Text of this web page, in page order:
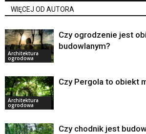
WIĘCEJ OD AUTORA
Architektura
ogrodowa
Czy ogrodzenie jest
budowlanym?
Architektura
ogrodowa
Czy Pergola to obiekt
Czy chodnik jest